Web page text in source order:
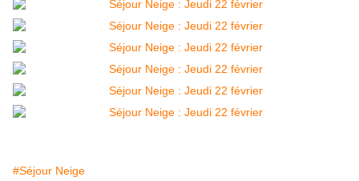
#Séjour Neige